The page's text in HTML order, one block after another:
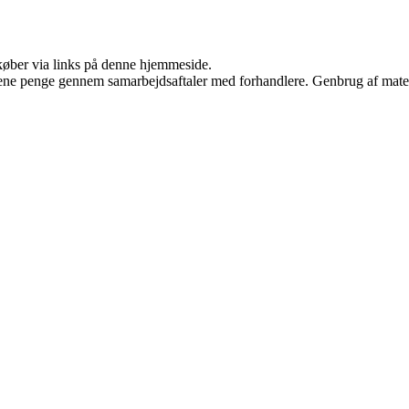
via links på denne hjemmeside.
penge gennem samarbejdsaftaler med forhandlere. Genbrug af